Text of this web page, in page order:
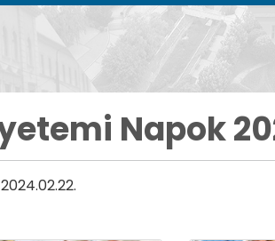
Napok
Napok